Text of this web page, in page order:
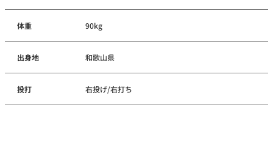
体重 90kg
出身地 和歌山県
投打 右投げ/右打ち